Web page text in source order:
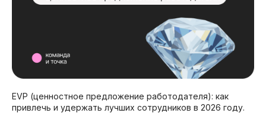
EVP (ценностное предложение работодателя): как
привлечь и удержать лучших сотрудников в 2026 году.